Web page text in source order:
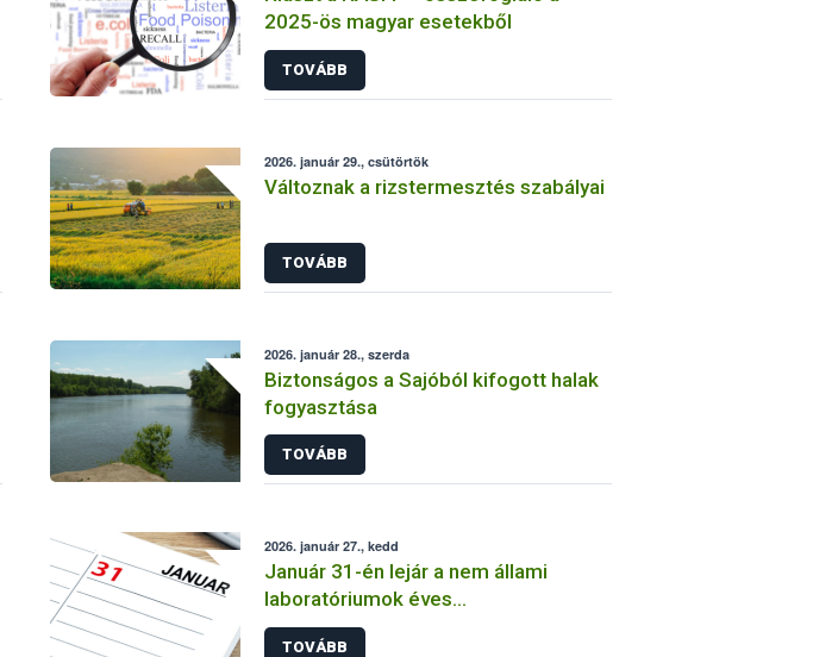
2025-ös magyar esetekből
TOVÁBB
2026. január 29., csütörtök
Változnak a rizstermesztés szabályai
TOVÁBB
2026. január 28., szerda
Biztonságos a Sajóból kifogott halak
fogyasztása
TOVÁBB
2026. január 27., kedd
Január 31-én lejár a nem állami
laboratóriumok éves
tevékenységének bevallási határideje
TOVÁBB